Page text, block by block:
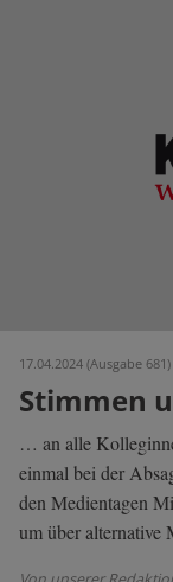
17.04.2024 (Ausgabe 681)
Stimmen
… an alle
einmal bei der
den Medientagen
um über